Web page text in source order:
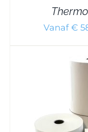
Vanaf €